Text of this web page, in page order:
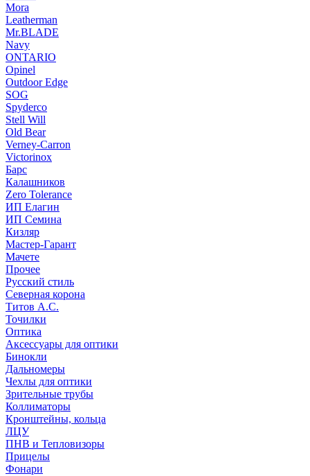
Mora
Leatherman
Mr.BLADE
Navy
ONTARIO
Opinel
Outdoor Edge
SOG
Spyderco
Stell Will
Old Bear
Verney-Carron
Victorinox
Барс
Калашников
Zero Tolerance
ИП Елагин
ИП Семина
Кизляр
Мастер-Гарант
Мачете
Прочее
Русский стиль
Северная корона
Титов А.С.
Точилки
Оптика
Аксессуары для оптики
Бинокли
Дальномеры
Чехлы для оптики
Зрительные трубы
Коллиматоры
Кронштейны, кольца
ЛЦУ
ПНВ и Тепловизоры
Прицелы
Фонари